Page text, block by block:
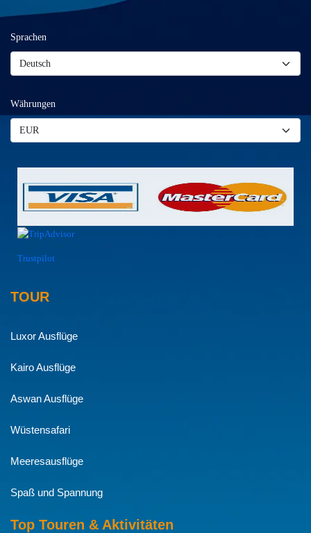
Sprachen
Währungen
Trustpilot
TOUR
Luxor Ausflüge
Kairo Ausflüge
Aswan Ausflüge
Wüstensafari
Meeresausflüge
Spaß und Spannung
Top Touren & Aktivitäten